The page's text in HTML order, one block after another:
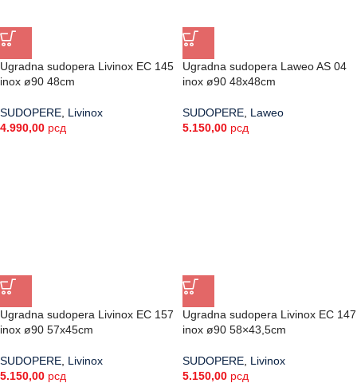
Ugradna sudopera Livinox EC 145
inox ø90 48cm
SUDOPERE Livinox
4.990,00 рсд
Ugradna sudopera Laweo AS 04
inox ø90 48x48cm
SUDOPERE Laweo
5.150,00 рсд
Ugradna sudopera Livinox EC 157
inox ø90 57x45cm
SUDOPERE Livinox
5.150,00 рсд
Ugradna sudopera Livinox EC 147
inox ø90 58×43,5cm
SUDOPERE Livinox
5.150,00 рсд